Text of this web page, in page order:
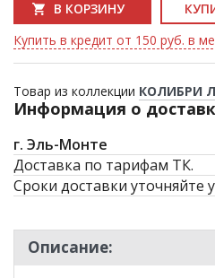
В КОРЗИНУ
Купить в кредит от 150 руб. в
Товар из коллекции КОЛИБРИ
Информация о
г. Эль-Монте
Доставка по тарифам ТК.
Сроки доставки уточняйте
Описание: